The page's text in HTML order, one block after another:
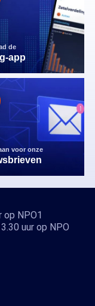
de
app
voor onze
op NPO1
uur op NPO